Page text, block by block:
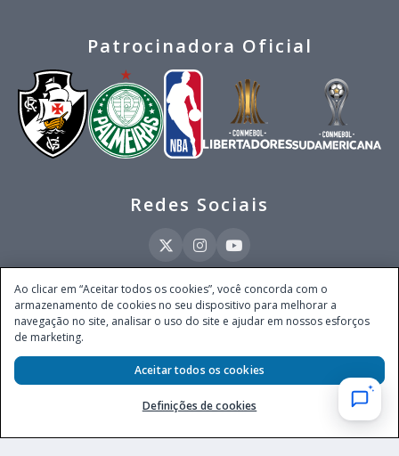
Patrocinadora Oficial
Redes Sociais
Este site é operado pela Ventmear Brasil LTDA (CNPJ 52.868.380/0001-84), com
endereço na Avenida Brigadeiro Faria Lima, nº 4.055, 3º andar, Itaim Bibi, no
Município de São Paulo, Estado de São Paulo, CEP 04538-133, Brasil - empresa
autorizada a operar apostas de quota fixa em todo território nacional pela
Secretaria de Prêmios e Apostas do Ministério da Fazenda, conforme Portaria nº
247, de 07.02.2025, publicada no DOU em 11.2.2025.
Ao clicar em “Aceitar todos os cookies”, você concorda com o
armazenamento de cookies no seu dispositivo para melhorar a
navegação no site, analisar o uso do site e ajudar em nossos esforços
de marketing.
Definições de cookies
Aceitar todos os cookies